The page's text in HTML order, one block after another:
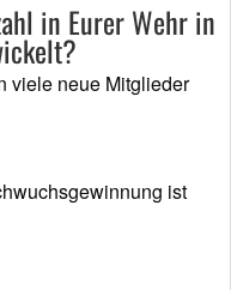
in Eurer Wehr in
viele neue Mitglieder
ist